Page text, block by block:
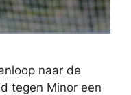
naar de
tegen Minor een